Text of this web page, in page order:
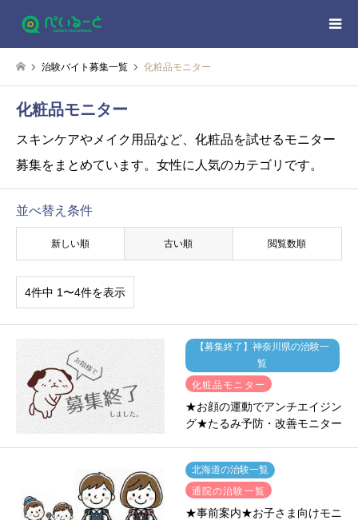
治験バイト募集一覧 化粧品モニター
化粧品モニター
スキンケアやメイク用品など、化粧品を試せるモニター
募集をまとめています。女性に人気のカテゴリです。
並べ替え条件
新しい順 古い順 閲覧数順
4件中 1〜4件を表示
【募集終了】神奈川県の治験一
覧
化粧品モニター
★お顔の運動でアンチエイジン
グ★たるみ予防・改善モニター
北海道の治験一覧
通院の治験一覧
★事前案内★お子さま向けモニ